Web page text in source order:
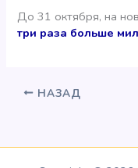
До 31 октября, на
три раза больше
НАЗАД